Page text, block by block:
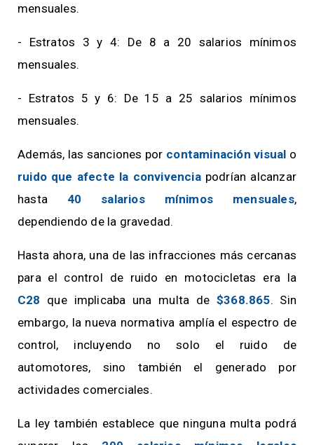
mensuales.
- Estratos 3 y 4: De 8 a 20 salarios mínimos
mensuales.
- Estratos 5 y 6: De 15 a 25 salarios mínimos
mensuales.
Además, las sanciones por contaminación visual o
ruido que afecte la convivenciapodrían alcanzar
hasta 40 salarios mínimos mensuales,
dependiendo de la gravedad.
Hasta ahora, una de las infracciones más cercanas
para el control de ruido en motocicletas era la
C28 que implicaba una multa de $368.865. Sin
embargo, la nueva normativa amplía el espectro de
control, incluyendo no solo el ruido de
automotores, sino también el generado por
actividades comerciales.
La ley también establece que ninguna multa podrá